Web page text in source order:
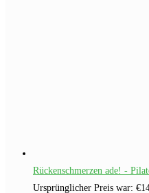
Rückenschmerzen ade! -
Ursprünglicher Preis war: